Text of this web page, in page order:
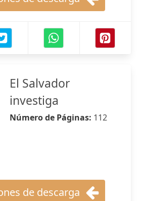
El Salvador
investiga
Número de Páginas: 112
de descarga